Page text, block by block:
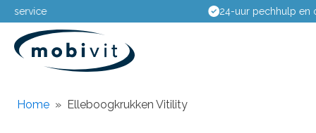
24-uur pechhulp en onderhoudsdienst
Home » Elleboogkrukken Vitility